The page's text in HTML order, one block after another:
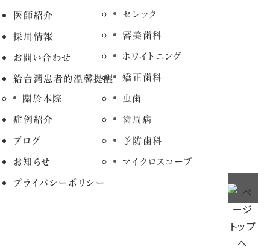
医師紹介
採用情報
お問い合わせ
給台灣患者的溫馨提醒
關於本院
症例紹介
ブログ
お知らせ
プライバシーポリシー
セレック
審美歯科
ホワイトニング
矯正歯科
虫歯
歯周病
予防歯科
マイクロスコープ